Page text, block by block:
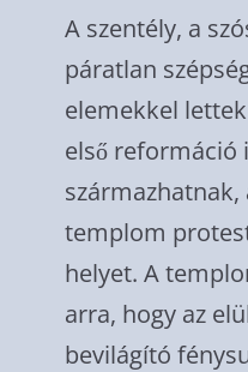
A szentély, a
páratlan
elemekkel
első reformáció
templom
helyet. A
arra, hogy az
bevilágító